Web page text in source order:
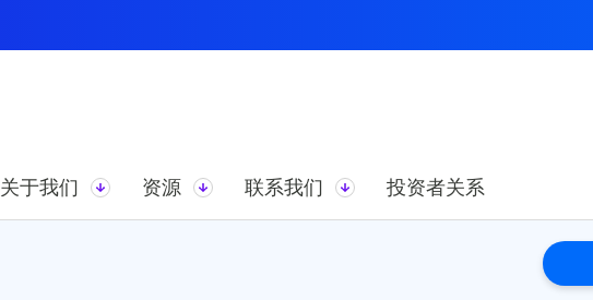
关于我们 资源 联系我们 投资者关系